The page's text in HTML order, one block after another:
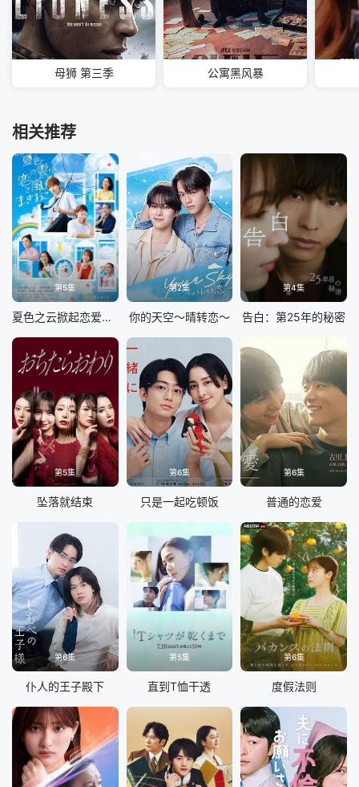
母狮 第三季 公寓黑风暴
相关推荐
第5集
夏色之云掀起恋爱与风暴
第2集
你的天空～晴转恋～
第4集
告白：第25年的秘密
第5集
坠落就结束
第6集
只是一起吃顿饭
第6集
普通的恋爱
第6集
仆人的王子殿下
第5集
直到T恤干透
第6集
度假法则